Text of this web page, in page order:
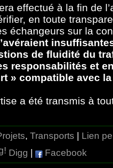
effectué à la fin de
en toute
échangeurs sur la
de fluidité du
responsabilités et
» compatible avec
a été transmis à
, Transports | Lien
Digg | Facebook